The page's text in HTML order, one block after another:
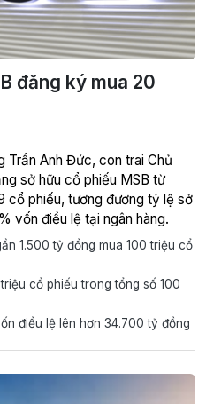
đăng ký mua 20
Trần Anh Đức, con trai Chủ
sở hữu cổ phiếu MSB từ
cổ phiếu, tương đương tỷ lệ sở
vốn điều lệ tại ngân hàng.
1.500 tỷ đồng mua 100 triệu cổ
cổ phiếu trong tổng số 100
điều lệ lên hơn 34.700 tỷ đồng